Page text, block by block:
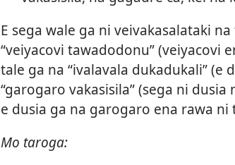
E sega wale ga ni veivakasalataki
“veiyacovi tawadodonu” (veiyacovi
tale ga na “ivalavala dukadukali” (e
“garogaro vakasisila” (sega ni
e dusia ga na garogaro ena rawa ni
Mo taroga: